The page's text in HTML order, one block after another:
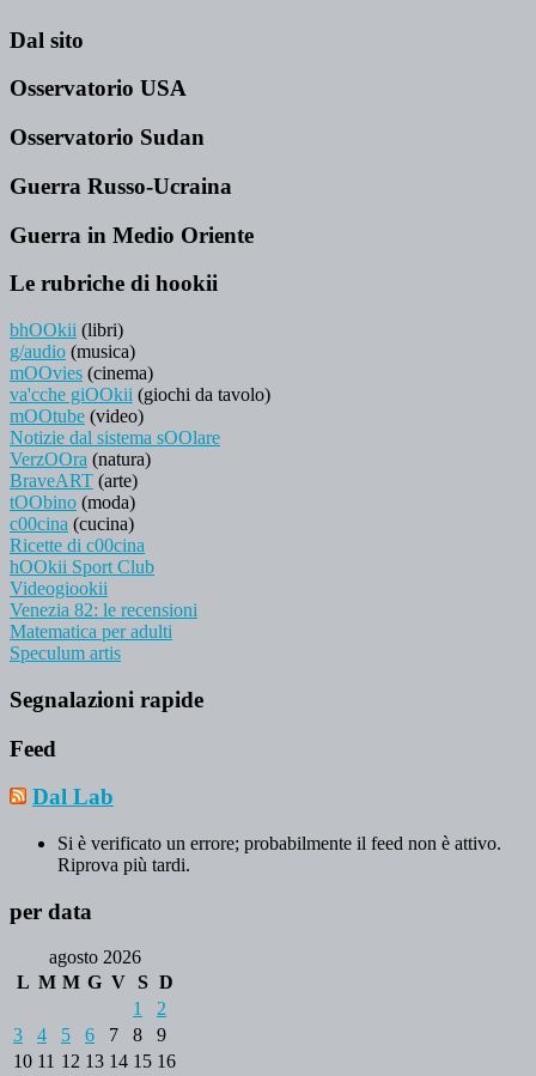
Dal sito
Osservatorio USA
Osservatorio Sudan
Guerra Russo-Ucraina
Guerra in Medio Oriente
Le rubriche di hookii
bhOOkii (libri)
g/audio (musica)
mOOvies (cinema)
va'cche giOOkii (giochi da tavolo)
mOOtube (video)
Notizie dal sistema sOOlare
VerzOOra (natura)
BraveART (arte)
tOObino (moda)
c00cina (cucina)
Ricette di c00cina
hOOkii Sport Club
Videogiookii
Venezia 82: le recensioni
Matematica per adulti
Speculum artis
Segnalazioni rapide
Feed
Dal Lab
Si è verificato un errore; probabilmente il feed non è attivo.
Riprova più tardi.
per data
agosto 2026
L M M G V S D
1
2
3
4 5 6 7 8
9
10 11 12 13 14 15 16